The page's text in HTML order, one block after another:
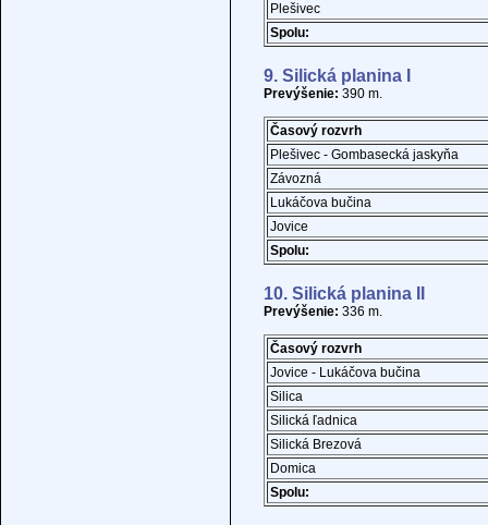
Plešivec
Spolu:
9. Silická planina I
Prevýšenie: 390 m.
Časový rozvrh
Plešivec - Gombasecká jaskyňa
Závozná
Lukáčova bučina
Jovice
Spolu:
10. Silická planina II
Prevýšenie: 336 m.
Časový rozvrh
Jovice - Lukáčova bučina
Silica
Silická ľadnica
Silická Brezová
Domica
Spolu: